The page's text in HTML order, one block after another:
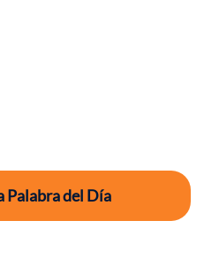
Palabra del Día